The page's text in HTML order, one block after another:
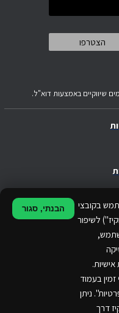
בקובצי
לשיפור
בעמוד
ניתן
דרך
הבנתי, סגור
שיווקיים באמצעות דוא"ל.
© 2024 Ethos